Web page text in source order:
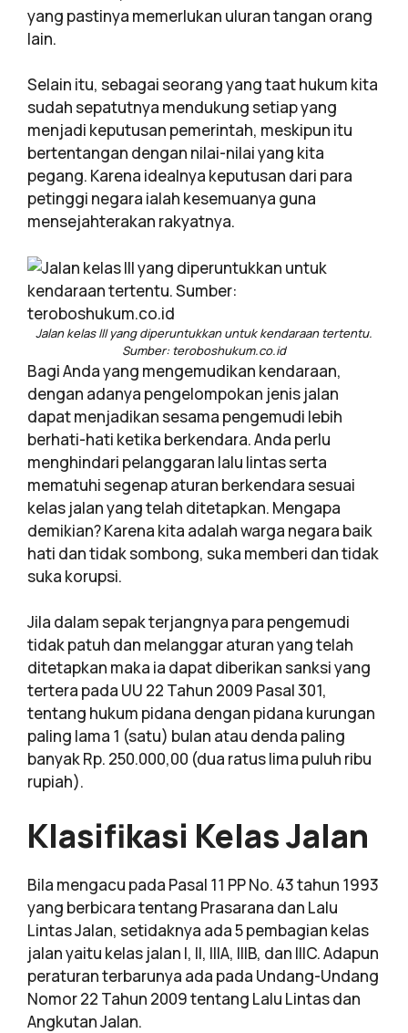
yang pastinya memerlukan uluran tangan orang
lain.
Selain itu, sebagai seorang yang taat hukum kita
sudah sepatutnya mendukung setiap yang
menjadi keputusan pemerintah, meskipun itu
bertentangan dengan nilai-nilai yang kita
pegang. Karena idealnya keputusan dari para
petinggi negara ialah kesemuanya guna
mensejahterakan rakyatnya.
Jalan kelas III yang diperuntukkan untuk kendaraan tertentu.
Sumber: teroboshukum.co.id
Bagi Anda yang mengemudikan kendaraan,
dengan adanya pengelompokan jenis jalan
dapat menjadikan sesama pengemudi lebih
berhati-hati ketika berkendara. Anda perlu
menghindari pelanggaran lalu lintas serta
mematuhi segenap aturan berkendara sesuai
kelas jalan yang telah ditetapkan. Mengapa
demikian? Karena kita adalah warga negara baik
hati dan tidak sombong, suka memberi dan tidak
suka korupsi.
Jila dalam sepak terjangnya para pengemudi
tidak patuh dan melanggar aturan yang telah
ditetapkan maka ia dapat diberikan sanksi yang
tertera pada UU 22 Tahun 2009 Pasal 301,
tentang hukum pidana dengan pidana kurungan
paling lama 1 (satu) bulan atau denda paling
banyak Rp. 250.000,00 (dua ratus lima puluh ribu
rupiah).
Klasifikasi Kelas Jalan
Bila mengacu pada Pasal 11 PP No. 43 tahun 1993
yang berbicara tentang Prasarana dan Lalu
Lintas Jalan, setidaknya ada 5 pembagian kelas
jalan yaitu kelas jalan I, II, IIIA, IIIB, dan IIIC. Adapun
peraturan terbarunya ada pada Undang-Undang
Nomor 22 Tahun 2009 tentang Lalu Lintas dan
Angkutan Jalan.